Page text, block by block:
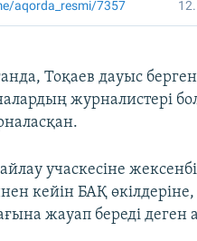
Тоқаев дауыс
журналистері
учаскесіне
кейін БАҚ өкілдеріне,
жауап береді деген